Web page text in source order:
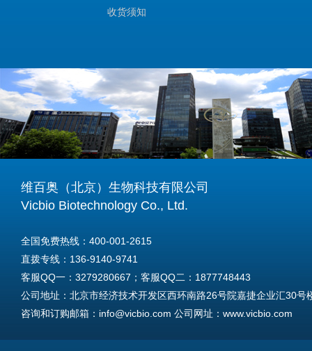
收货须知
维百奥（北京）生物科技有限公司
Vicbio Biotechnology Co., Ltd.
全国免费热线：400-001-2615
直拨专线：136-9140-9741
客服QQ一：3279280667；客服QQ二：1877748443
公司地址：北京市经济技术开发区西环南路26号院嘉捷企业汇30号
咨询和订购邮箱：info@vicbio.com 公司网址：www.vicbio.com